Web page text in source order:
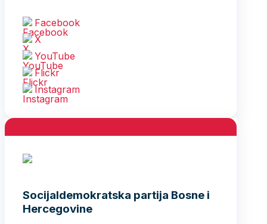
Facebook
X
YouTube
Flickr
Instagram
Socijaldemokratska partija Bosne i
Hercegovine